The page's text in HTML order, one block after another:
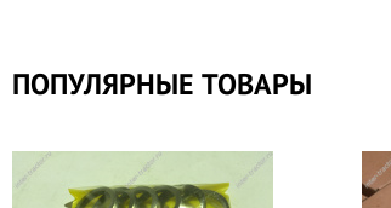
ПОПУЛЯРНЫЕ ТОВАРЫ